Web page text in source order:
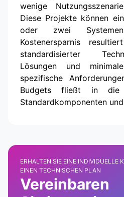
wenige
Diese Projekte können
oder zwei
Kostenersparnis
standardisierter
Lösungen und
spezifische
Budgets fließt in die
Standardkomponenten
ERHALTEN SIE EINE INDIVIDUELLE
EINEN TECHNISCHEN PLAN
Vereinbaren